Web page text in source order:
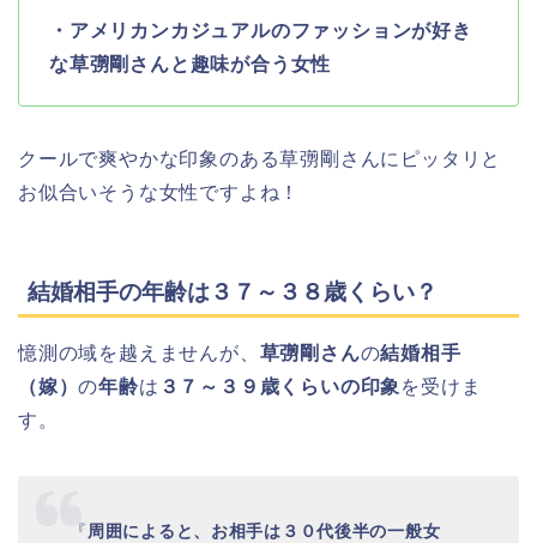
・アメリカンカジュアルのファッションが好き
な草彅剛さんと趣味が合う女性
クールで爽やかな印象のある草彅剛さんにピッタリと
お似合いそうな女性ですよね！
結婚相手の年齢は３７～３８歳くらい？
憶測の域を越えませんが、 草彅剛さんの結婚相手
（嫁）の年齢は ３７～３９歳くらいの印象 を受けま
す。
『周囲によると、お相手は ３０代後半の一般女